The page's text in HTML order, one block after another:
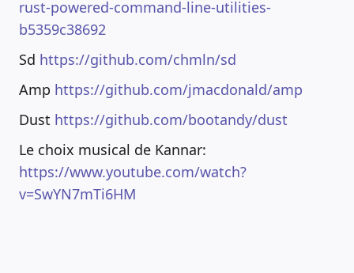
rust-powered-command-line-utilities-
b5359c38692
Sd https://github.com/chmln/sd
Amp https://github.com/jmacdonald/amp
Dust https://github.com/bootandy/dust
Le choix musical de Kannar:
https://www.youtube.com/watch?
v=SwYN7mTi6HM